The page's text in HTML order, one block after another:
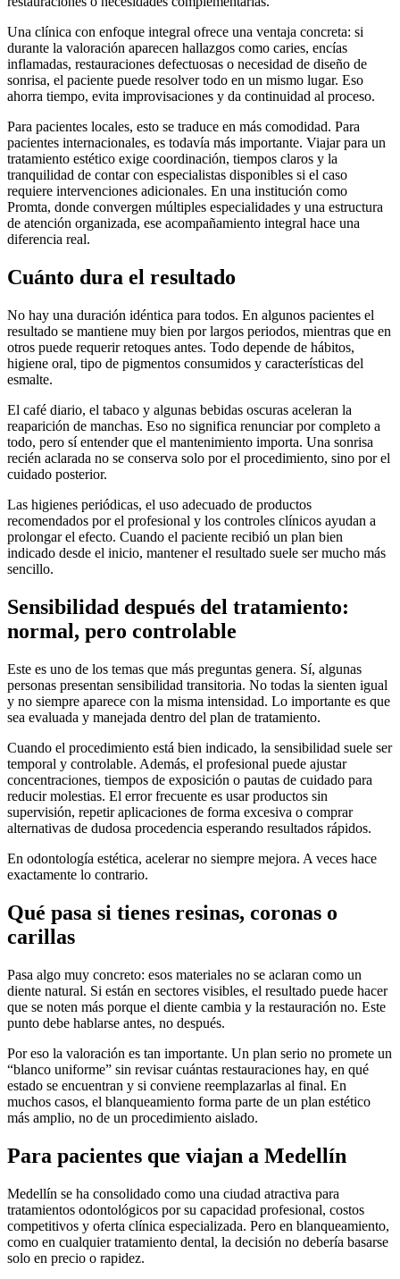
Una clínica con enfoque integral ofrece una ventaja concreta: si
durante la valoración aparecen hallazgos como caries, encías
inflamadas, restauraciones defectuosas o necesidad de diseño de
sonrisa, el paciente puede resolver todo en un mismo lugar. Eso
ahorra tiempo, evita improvisaciones y da continuidad al proceso.
Para pacientes locales, esto se traduce en más comodidad. Para
pacientes internacionales, es todavía más importante. Viajar para un
tratamiento estético exige coordinación, tiempos claros y la
tranquilidad de contar con especialistas disponibles si el caso
requiere intervenciones adicionales. En una institución como
Promta, donde convergen múltiples especialidades y una estructura
de atención organizada, ese acompañamiento integral hace una
diferencia real.
Cuánto dura el resultado
No hay una duración idéntica para todos. En algunos pacientes el
resultado se mantiene muy bien por largos periodos, mientras que en
otros puede requerir retoques antes. Todo depende de hábitos,
higiene oral, tipo de pigmentos consumidos y características del
esmalte.
El café diario, el tabaco y algunas bebidas oscuras aceleran la
reaparición de manchas. Eso no significa renunciar por completo a
todo, pero sí entender que el mantenimiento importa. Una sonrisa
recién aclarada no se conserva solo por el procedimiento, sino por el
cuidado posterior.
Las higienes periódicas, el uso adecuado de productos
recomendados por el profesional y los controles clínicos ayudan a
prolongar el efecto. Cuando el paciente recibió un plan bien
indicado desde el inicio, mantener el resultado suele ser mucho más
sencillo.
Sensibilidad después del tratamiento:
normal, pero controlable
Este es uno de los temas que más preguntas genera. Sí, algunas
personas presentan sensibilidad transitoria. No todas la sienten igual
y no siempre aparece con la misma intensidad. Lo importante es que
sea evaluada y manejada dentro del plan de tratamiento.
Cuando el procedimiento está bien indicado, la sensibilidad suele ser
temporal y controlable. Además, el profesional puede ajustar
concentraciones, tiempos de exposición o pautas de cuidado para
reducir molestias. El error frecuente es usar productos sin
supervisión, repetir aplicaciones de forma excesiva o comprar
alternativas de dudosa procedencia esperando resultados rápidos.
En odontología estética, acelerar no siempre mejora. A veces hace
exactamente lo contrario.
Qué pasa si tienes resinas, coronas o
carillas
Pasa algo muy concreto: esos materiales no se aclaran como un
diente natural. Si están en sectores visibles, el resultado puede hacer
que se noten más porque el diente cambia y la restauración no. Este
punto debe hablarse antes, no después.
Por eso la valoración es tan importante. Un plan serio no promete un
“blanco uniforme” sin revisar cuántas restauraciones hay, en qué
estado se encuentran y si conviene reemplazarlas al final. En
muchos casos, el blanqueamiento forma parte de un plan estético
más amplio, no de un procedimiento aislado.
Para pacientes que viajan a Medellín
Medellín se ha consolidado como una ciudad atractiva para
tratamientos odontológicos por su capacidad profesional, costos
competitivos y oferta clínica especializada. Pero en blanqueamiento,
como en cualquier tratamiento dental, la decisión no debería basarse
solo en precio o rapidez.